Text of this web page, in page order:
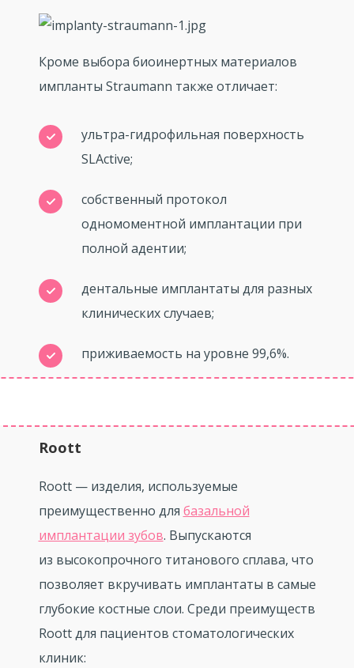
Кроме выбора биоинертных материалов
импланты Straumann также отличает:
ультра-гидрофильная поверхность
SLActive;
собственный протокол
одномоментной имплантации при
полной адентии;
дентальные имплантаты для разных
клинических случаев;
приживаемость на уровне 99,6%.
Roott
Roott — изделия, используемые
преимущественно для базальной
имплантации зубов. Выпускаются
из высокопрочного титанового сплава, что
позволяет вкручивать имплантаты в самые
глубокие костные слои. Среди преимуществ
Roott для пациентов стоматологических
клиник: